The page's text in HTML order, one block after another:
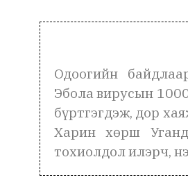
Одоогийн
Эбола вирусын
бүртгэгдэж, дор
Харин хөрш
тохиолдол илэрч,